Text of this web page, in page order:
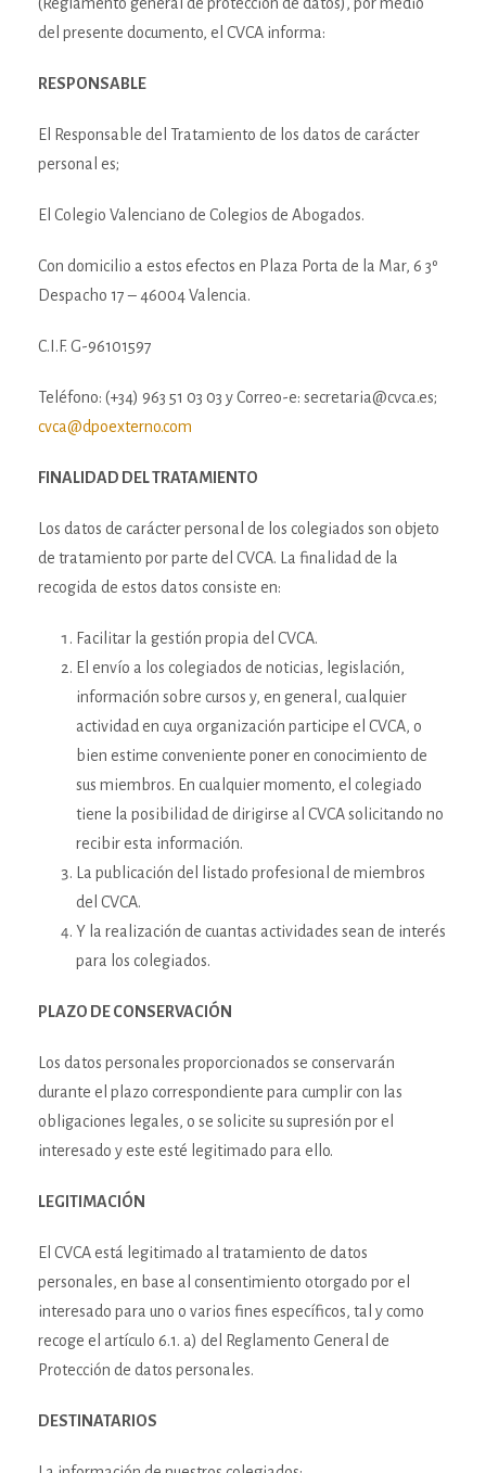
del presente documento, el CVCA informa:
RESPONSABLE
El Responsable del Tratamiento de los datos de carácter
personal es;
El Colegio Valenciano de Colegios de Abogados.
Con domicilio a estos efectos en Plaza Porta de la Mar, 6 3º
Despacho 17 – 46004 Valencia.
C.I.F. G-96101597
Teléfono: (+34) 963 51 03 03 y Correo-e: secretaria@cvca.es;
cvca@dpoexterno.com
FINALIDAD DEL TRATAMIENTO
Los datos de carácter personal de los colegiados son objeto
de tratamiento por parte del CVCA. La finalidad de la
recogida de estos datos consiste en:
Facilitar la gestión propia del CVCA.
El envío a los colegiados de noticias, legislación,
información sobre cursos y, en general, cualquier
actividad en cuya organización participe el CVCA, o
bien estime conveniente poner en conocimiento de
sus miembros. En cualquier momento, el colegiado
tiene la posibilidad de dirigirse al CVCA solicitando no
recibir esta información.
La publicación del listado profesional de miembros
del CVCA.
Y la realización de cuantas actividades sean de interés
para los colegiados.
PLAZO DE CONSERVACIÓN
Los datos personales proporcionados se conservarán
durante el plazo correspondiente para cumplir con las
obligaciones legales, o se solicite su supresión por el
interesado y este esté legitimado para ello.
LEGITIMACIÓN
El CVCA está legitimado al tratamiento de datos
personales, en base al consentimiento otorgado por el
interesado para uno o varios fines específicos, tal y como
recoge el artículo 6.1. a) del Reglamento General de
Protección de datos personales.
DESTINATARIOS